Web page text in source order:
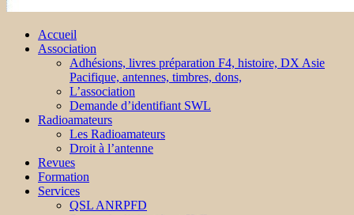
Accueil
Association
Adhésions, livres préparation F4, histoire, DX Asie
Pacifique, antennes, timbres, dons,
L’association
Demande d’identifiant SWL
Radioamateurs
Les Radioamateurs
Droit à l’antenne
Revues
Formation
Services
QSL ANRPFD